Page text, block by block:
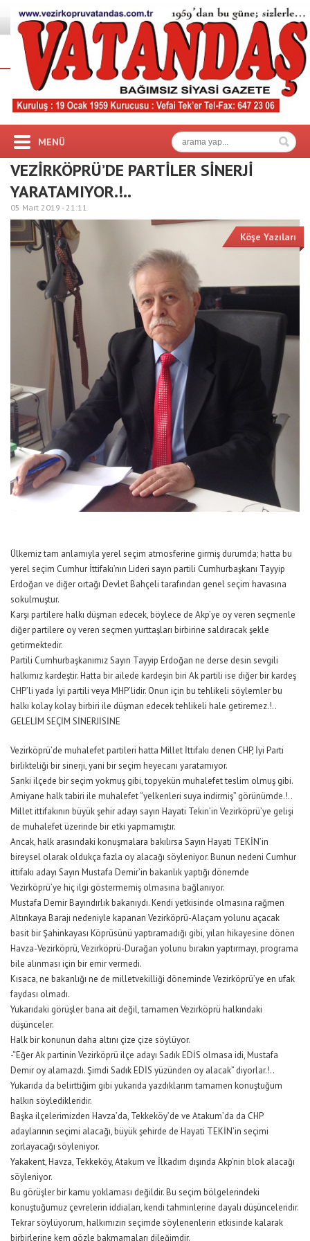
MENÜ
VEZİRKÖPRÜ’DE PARTİLER SİNERJİ
YARATAMIYOR.!..
05 Mart 2019 -21:11
Köşe Yazıları
Ülkemiz tam anlamıyla yerel seçim atmosferine girmiş durumda; hatta bu
yerel seçim Cumhur İttifakı’nın Lideri sayın partili Cumhurbaşkanı Tayyip
Erdoğan ve diğer ortağı Devlet Bahçeli tarafından genel seçim havasına
sokulmuştur.
Karşı partilere halkı düşman edecek, böylece de Akp’ye oy veren seçmenle
diğer partilere oy veren seçmen yurttaşları birbirine saldıracak şekle
getirmektedir.
Partili Cumhurbaşkanımız Sayın Tayyip Erdoğan ne derse desin sevgili
halkımız kardeştir. Hatta bir ailede kardeşin biri Ak partili ise diğer bir kardeş
CHP’li yada İyi partili veya MHP’lidir. Onun için bu tehlikeli söylemler bu
halkı kolay kolay birbiri ile düşman edecek tehlikeli hale getiremez.!..
GELELİM SEÇİM SİNERJİSİNE
Vezirköprü’de muhalefet partileri hatta Millet İttifakı denen CHP, İyi Parti
birlikteliği bir sinerji, yani bir seçim heyecanı yaratamıyor.
Sanki ilçede bir seçim yokmuş gibi, topyekün muhalefet teslim olmuş gibi.
Amiyane halk tabiri ile muhalefet “yelkenleri suya indirmiş” görünümde.!..
Millet ittifakının büyük şehir adayı sayın Hayati Tekin’in Vezirköprü’ye gelişi
de muhalefet üzerinde bir etki yapmamıştır.
Ancak, halk arasındaki konuşmalara bakılırsa Sayın Hayati TEKİN’in
bireysel olarak oldukça fazla oy alacağı söyleniyor. Bunun nedeni Cumhur
ittifakı adayı Sayın Mustafa Demir’in bakanlık yaptığı dönemde
Vezirköprü’ye hiç ilgi göstermemiş olmasına bağlanıyor.
Mustafa Demir Bayındırlık bakanıydı. Kendi yetkisinde olmasına rağmen
Altınkaya Barajı nedeniyle kapanan Vezirköprü-Alaçam yolunu açacak
basit bir Şahinkayası Köprüsünü yaptıramadığı gibi, yılan hikayesine dönen
Havza-Vezirköprü, Vezirköprü-Durağan yolunu bırakın yaptırmayı, programa
bile alınması için bir emir vermedi.
Kısaca, ne bakanlığı ne de milletvekilliği döneminde Vezirköprü’ye en ufak
faydası olmadı.
Yukarıdaki görüşler bana ait değil, tamamen Vezirköprü halkındaki
düşünceler.
Halk bir konunun daha altını çize çize söylüyor.
-“Eğer Ak partinin Vezirköprü ilçe adayı Sadık EDİS olmasa idi, Mustafa
Demir oy alamazdı. Şimdi Sadık EDİS yüzünden oy alacak” diyorlar.!..
Yukarıda da belirttiğim gibi yukarıda yazdıklarım tamamen konuştuğum
halkın söyledikleridir.
Başka ilçelerimizden Havza’da, Tekkeköy’de ve Atakum’da da CHP
adaylarının seçimi alacağı, büyük şehirde de Hayati TEKİN’in seçimi
zorlayacağı söyleniyor.
Yakakent, Havza, Tekkeköy, Atakum ve İlkadım dışında Akp’nin blok alacağı
söyleniyor.
Bu görüşler bir kamu yoklaması değildir. Bu seçim bölgelerindeki
konuştuğumuz çevrelerin iddiaları, kendi tahminlerine dayalı düşünceleridir.
Tekrar söylüyorum, halkımızın seçimde söylenenlerin etkisinde kalarak
birbirlerine kem gözle bakmamaları dileğimdir.